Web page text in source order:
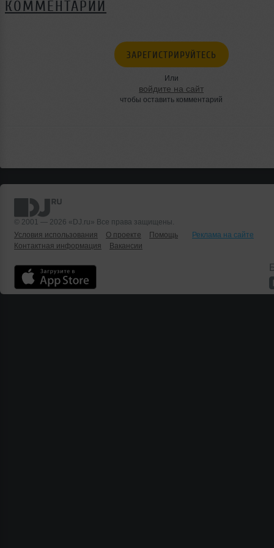
КОММЕНТАРИИ
ЗАРЕГИСТРИРУЙТЕСЬ
Или
войдите на сайт
чтобы оставить комментарий
© 2001 — 2026 «DJ.ru» Все права защищены.
Условия использования
О проекте Помощь
Реклама на сайте
Контактная информация
Вакансии